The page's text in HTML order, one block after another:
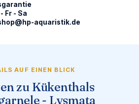
Fr - Sa
aquaristik.de
AUF EINEN BLICK
zu Kükenthals
- Lysmata